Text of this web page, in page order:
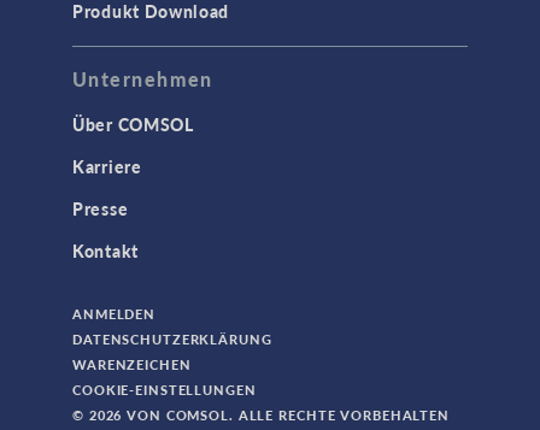
Produkt Download
Unternehmen
Über COMSOL
Karriere
Presse
Kontakt
ANMELDEN
DATENSCHUTZERKLÄRUNG
WARENZEICHEN
COOKIE-EINSTELLUNGEN
© 2026 VON COMSOL. ALLE RECHTE VORBEHALTEN